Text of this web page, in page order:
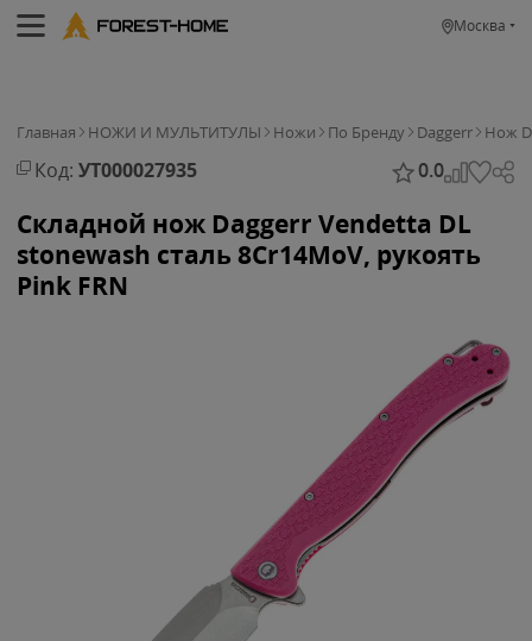
Москва
Главная НОЖИ И МУЛЬТИТУЛЫ Ножи По Бренду Daggerr Нож
Код: УТ000027935 0.0
Складной нож Daggerr Vendetta DL
stonewash сталь 8Cr14MoV, рукоять
Pink FRN